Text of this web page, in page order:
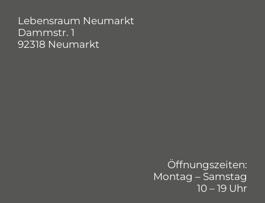
Lebensraum Neumarkt
Dammstr. 1
92318 Neumarkt
Öffnungszeiten:
Montag – Samstag
10 – 19 Uhr